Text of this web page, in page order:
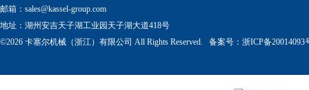
邮箱： sales@kassel-group.com
地址：湖州安吉天子湖工业园天子湖大道418号
©2026 卡塞尔机械（浙江）有限公司 All Rights Reserved. 备案号： 浙ICP备20014093